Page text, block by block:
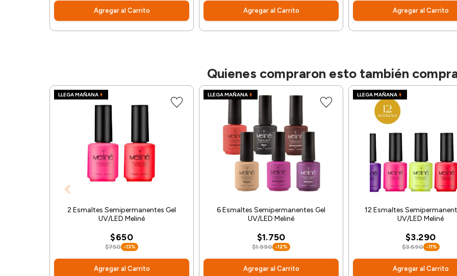
Agregar al Carrito Agregar al Carrito Agregar al Carrito
Quienes compraron esto también
LLEGA MAÑANA
2 Esmaltes Semipermanentes Gel
UV/LED Meliné
$650
$750 -13%
Agregar al Carrito
LLEGA MAÑANA
6 Esmaltes Semipermanentes Gel
UV/LED Meliné
$1.750
$1.990 -12%
Agregar al Carrito
LLEGA MAÑANA
12 Esmaltes
UV/LED Meliné
$3.290
$3.690 -11%
Agregar al Carrito